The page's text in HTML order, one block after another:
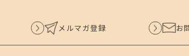
メルマガ登録 お